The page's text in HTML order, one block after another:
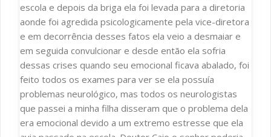
escola e depois da briga ela foi levada para a diretoria
aonde foi agredida psicologicamente pela vice-diretora
e em decorrência desses fatos ela veio a desmaiar e
em seguida convulcionar e desde então ela sofria
dessas crises quando seu emocional ficava abalado, foi
feito todos os exames para ver se ela possuía
problemas neurológico, mas todos os neurologistas
que passei a minha filha disseram que o problema dela
era emocional devido a um extremo estresse que ela